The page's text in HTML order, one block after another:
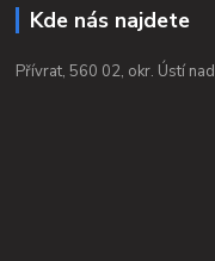
Kde nás najdete
Přívrat, 560 02, okr. Ústí